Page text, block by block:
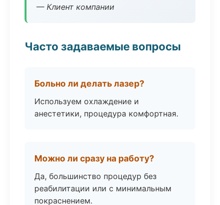
— Клиент компании
Часто задаваемые вопросы
Больно ли делать лазер?
Используем охлаждение и
анестетики, процедура комфортная.
Можно ли сразу на работу?
Да, большинство процедур без
реабилитации или с минимальным
покраснением.